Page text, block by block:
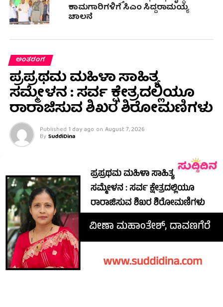
ಕಾಮಗಾರಿಗಳಿಗೆ ಸಿಎಂ ಸಿದ್ದರಾಮಯ್ಯ
ಚಾಲನೆ
ಅಂತರಂಗ
ಪ್ರಪ್ರಥಮ ಮಹಿಳಾ ಸಾಹಿತ್ಯ
ಸಮ್ಮೇಳನ : ಸರ್ವ ಕ್ಷೇತ್ರದಲ್ಲಿಯೂ
ರಾರಾಜಿಸುವ ಶಿಖರ ಶಿರೋಮಣಿಗಳು
Published 1 day ago on August 7, 2026
By SuddiDina